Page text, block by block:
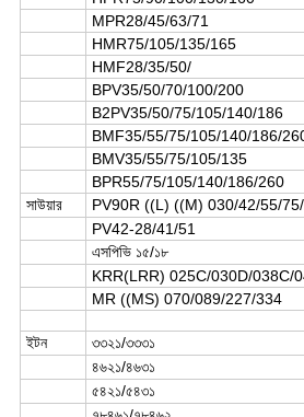
MPR28/45/63/71
HMR75/105/135/165
HMF28/35/50/
BPV35/50/70/100/200
B2PV35/50/75/105/140/186
BMF35/55/75/105/140/186/
BMV35/55/75/105/135
BPR55/75/105/140/186/260
সাউয়ার
PV90R ((L) ((M) 030/42/55/
PV42-28/41/51
এসপিভি ১৫/১৮
KRR(LRR) 025C/030D/038C/
MR ((MS) 070/089/227/334
ইটন
৩৩২১/৩৩৩১
৪৬২১/৪৬৩১
৫৪২১/৫৪৩১